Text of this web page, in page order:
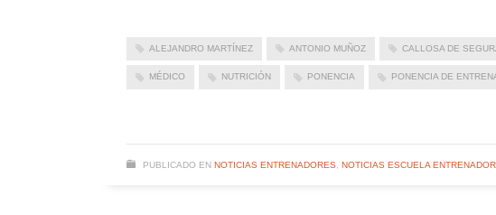
ALEJANDRO MARTÍNEZ ANTONIO MUÑOZ CALLOSA DE
MÉDICO NUTRICIÓN PONENCIA PONENCIA DE
PUBLICADO EN NOTICIAS ENTRENADORES, NOTICIAS ESCUELA